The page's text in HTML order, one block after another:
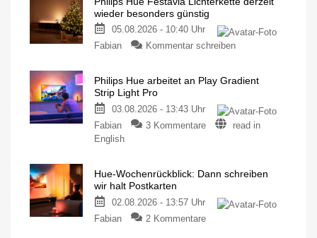
wieder besonders günstig
05.08.2026 - 10:40 Uhr
Fabian
Kommentar schreiben
Philips Hue arbeitet an Play Gradient
Strip Light Pro
03.08.2026 - 13:43 Uhr
Fabian
3 Kommentare
read in
English
Hue-Wochenrückblick: Dann schreiben
wir halt Postkarten
02.08.2026 - 13:57 Uhr
Fabian
2 Kommentare